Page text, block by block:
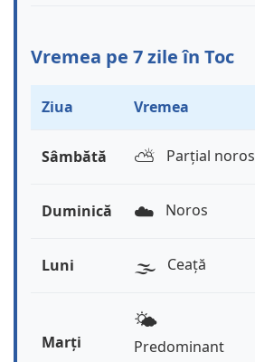
Vremea pe 7 zile în Toc
Ziua Vremea
Sâmbătă ⛅️ Parțial noros
Duminică ☁️ Noros
Luni 🌫️ Ceață
Marți
🌤️
Predominant